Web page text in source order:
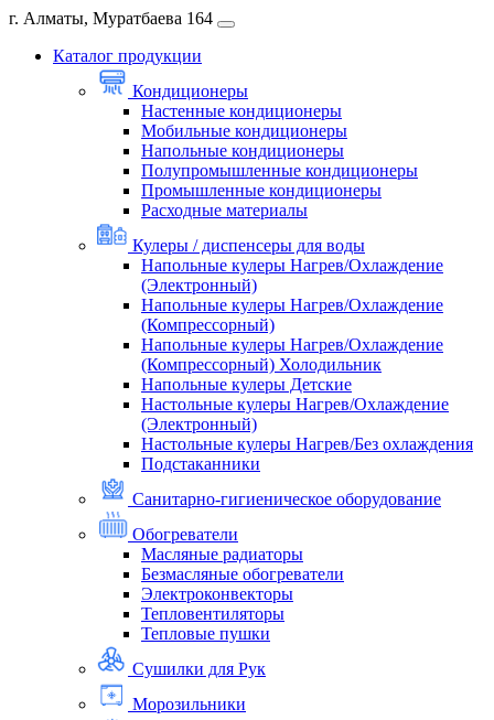
г. Алматы, Муратбаева 164
Каталог продукции
Кондиционеры
Настенные кондиционеры
Мобильные кондиционеры
Напольные кондиционеры
Полупромышленные кондиционеры
Промышленные кондиционеры
Расходные материалы
Кулеры / диспенсеры для воды
Напольные кулеры Нагрев/Охлаждение
(Электронный)
Напольные кулеры Нагрев/Охлаждение
(Компрессорный)
Напольные кулеры Нагрев/Охлаждение
(Компрессорный) Холодильник
Напольные кулеры Детские
Настольные кулеры Нагрев/Охлаждение
(Электронный)
Настольные кулеры Нагрев/Без охлаждения
Подстаканники
Санитарно-гигиеническое оборудование
Обогреватели
Масляные радиаторы
Безмасляные обогреватели
Электроконвекторы
Тепловентиляторы
Тепловые пушки
Сушилки для Рук
Морозильники